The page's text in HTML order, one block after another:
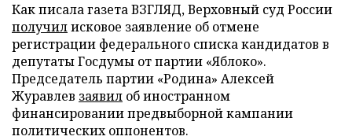
Как писала газета ВЗГЛЯД, Верховный суд России
получилисковое заявление об отмене
регистрации федерального списка кандидатов в
депутаты Госдумы от партии «Яблоко».
Председатель партии «Родина» Алексей
Журавлев заявил об иностранном
финансировании предвыборной кампании
политических оппонентов.